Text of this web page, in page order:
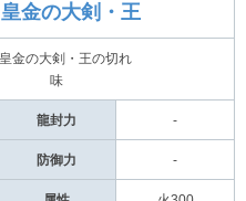
皇金の大剣・王
龍封力 -
防御力 -